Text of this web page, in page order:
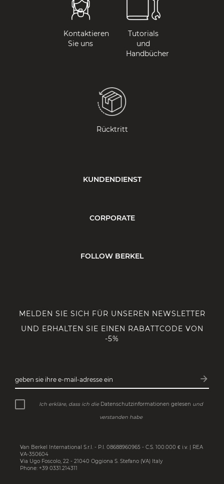
Kontaktieren
Sie uns
Tutorials
und
Handbücher
Rücktritt
KUNDENDIENST
CORPORATE
FOLLOW BERKEL
MELDEN SIE SICH FÜR UNSEREN NEWSLETTER
UND ERHALTEN SIE EINEN RABATTCODE VON
-5%
geben sie ihre e-mail-adresse ein arrow_forward
Ich erkläre, dass ich die Datenschutzinformationen gelesen und
verstanden habe
Van Berkel International S.r.l. - P.I. 08688960965 - C.S. 100.000 € i.v. | REA
VA-350604
Via Ugo Foscolo, 22 - 21040 Oggiona S. Stefano (VA) Italy
Phone: +39 0331.214311